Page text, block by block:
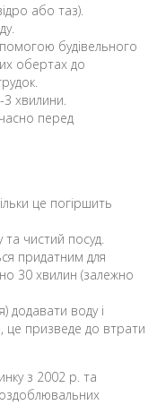
або таз).
будівельного
обертах до
3 хвилини.
перед
це погіршить
та чистий посуд.
придатним для
30 хвилин (залежно
додавати воду і
, це призведе до втрати
з 2002 р. та